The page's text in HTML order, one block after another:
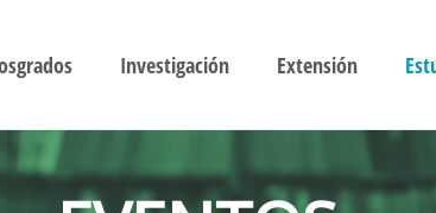
Investigación Extensión